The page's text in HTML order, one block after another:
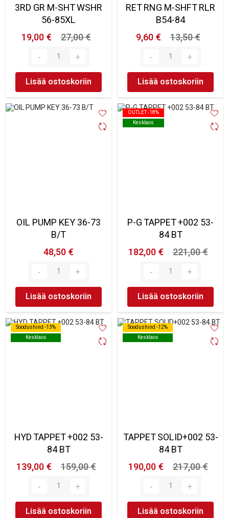
3RD GR M-SHT WSHR
56-85XL
19,00 €
27,00 €
Lisää ostoskoriin
RET RNG M-SHFT RLR
B54-84
9,60 €
13,50 €
Lisää ostoskoriin
OIL PUMP KEY 36-73
B/T
48,50 €
Lisää ostoskoriin
OUTLET -18%
Kesklaos
OUTLET -18%
Kesklaos
P-G TAPPET +002 53-
84 BT
182,00 €
221,00 €
Lisää ostoskoriin
Soodushind -13%
Kesklaos
Soodushind -13%
Kesklaos
HYD TAPPET +002 53-
84 BT
139,00 €
159,00 €
Lisää ostoskoriin
Soodushind -12%
Kesklaos
Soodushind -12%
Kesklaos
TAPPET SOLID+002 53-
84 BT
190,00 €
217,00 €
Lisää ostoskoriin